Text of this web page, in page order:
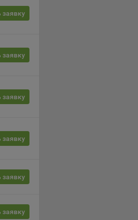
заявку
заявку
заявку
заявку
заявку
заявку